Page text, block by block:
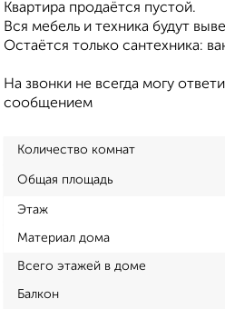
Квартира продаётся пустой.
Вся мебель и техника будут
Остаётся только сантехника:
На звонки не всегда могу
сообщением
Количество комнат
Общая площадь
Этаж
Материал дома
Всего этажей в доме
Балкон